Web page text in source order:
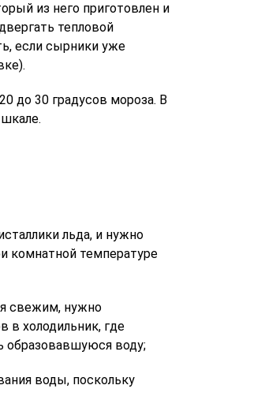
из него приготовлен и
тепловой
если сырники уже
до 30 градусов мороза. В
льда, и нужно
комнатной температуре
свежим, нужно
в холодильник, где
образовавшуюся воду;
воды, поскольку